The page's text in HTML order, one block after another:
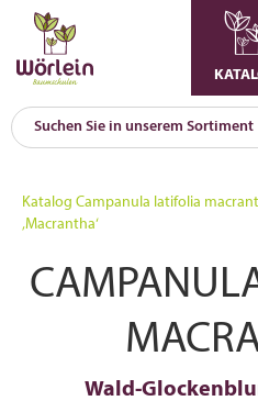
Katalog Campanula latifolia
‚Macrantha‘
Wald-